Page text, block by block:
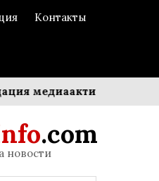
Контакты
медиаактивов: Hearst
.com
новости